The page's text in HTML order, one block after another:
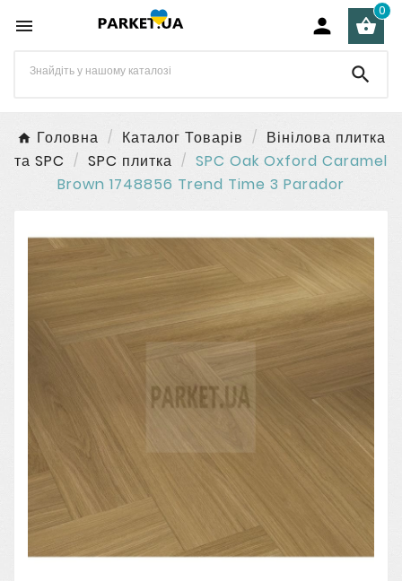
  
0

Головна Каталог Товарів
Вінілова плитка
та SPC
SPC плитка
SPC Oak Oxford Caramel
Brown 1748856 Trend Time 3 Parador